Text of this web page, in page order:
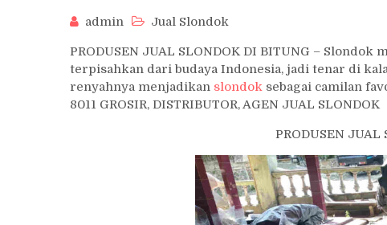
admin Jual Slondok
PRODUSEN JUAL SLONDOK DI BITUNG –
terpisahkan dari budaya Indonesia, jadi tenar di
renyahnya menjadikan slondok sebagai camilan
8011 GROSIR, DISTRIBUTOR, AGEN JUAL SLONDOK
PRODUSEN JUAL